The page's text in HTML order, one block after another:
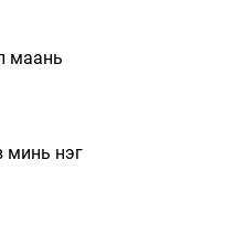
маань
минь нэг